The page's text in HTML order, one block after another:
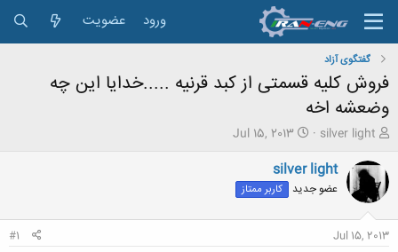
ورود عضویت
گفتگوی آزاد
فروش کلیه قسمتی از کبد قرنیه .....خدایا این چه
وضعشه اخه
ش
و
ع
ک
silver light
ت
ر
خ
Jul 15, 2013
silver light
عضو جدید کاربر ممتاز
Jul 15, 2013
#1